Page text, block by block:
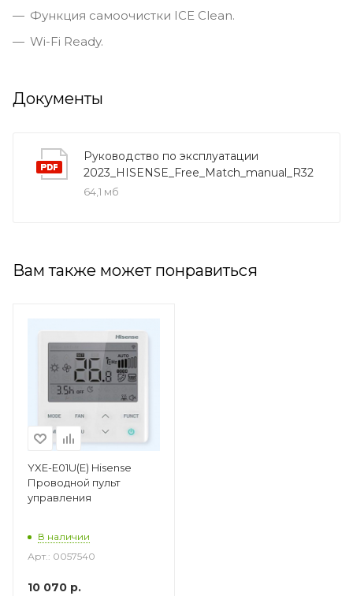
Функция самоочистки ICE Clean.
Wi-Fi Ready.
Документы
Руководство по эксплуатации
2023_HISENSE_Free_Match_manual_R32
64,1 мб
Вам также может понравиться
YXE-E01U(Е) Hisense
Проводной пульт
управления
В наличии
Арт.: 0057540
10 070 р.